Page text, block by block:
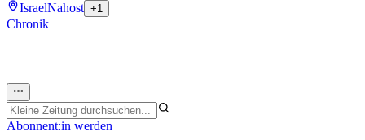
IsraelNahost +1
Chronik
Abonnent:in werden